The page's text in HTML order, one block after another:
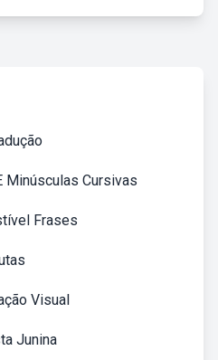
Minúsculas Cursivas
Frases
Visual
Junina